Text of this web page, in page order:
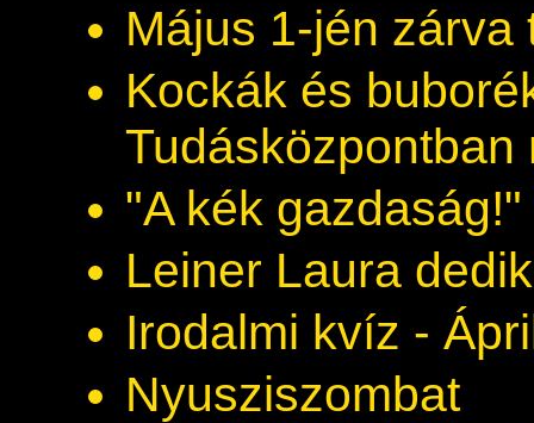
Május 1-jén zárva
Kockák és
Tudásközpontban
"A kék
Leiner Laura
Irodalmi kvíz -
Nyusziszombat